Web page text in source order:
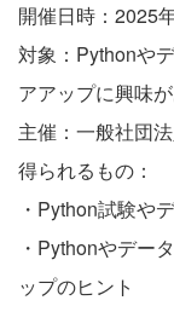
開催日時：2025
対象：Pythonや
アアップに興味
主催：一般社団
得られるもの：
・Python試験や
・Pythonやデー
ップのヒント